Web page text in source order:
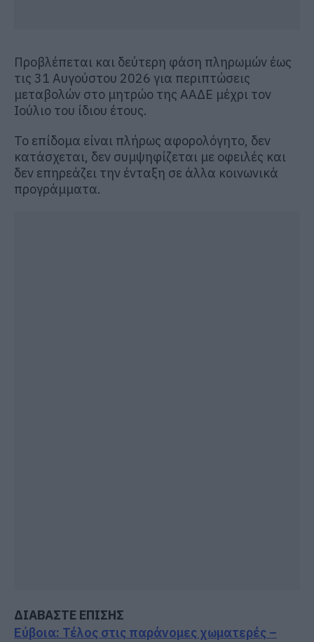
Προβλέπεται και δεύτερη φάση πληρωμών έως
τις 31 Αυγούστου 2026 για περιπτώσεις
μεταβολών στο μητρώο της ΑΑΔΕ μέχρι τον
Ιούλιο του ίδιου έτους.
Το επίδομα είναι πλήρως αφορολόγητο, δεν
κατάσχεται, δεν συμψηφίζεται με οφειλές και
δεν επηρεάζει την ένταξη σε άλλα κοινωνικά
προγράμματα.
ΔΙΑΒΑΣΤΕ ΕΠΙΣΗΣ
Εύβοια: Τέλος στις παράνομες χωματερές –